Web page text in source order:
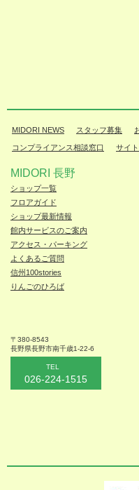
MIDORI NEWS スタッフ募集
コンプライアンス相談窓口 サイ
MIDORI 長野
ショップ一覧
フロアガイド
ショップ最新情報
館内サービスのご案内
アクセス・パーキング
よくあるご質問
信州100stories
りんごのひろば
〒380-8543
長野県長野市南千歳1-22-6
TEL
026-224-1515